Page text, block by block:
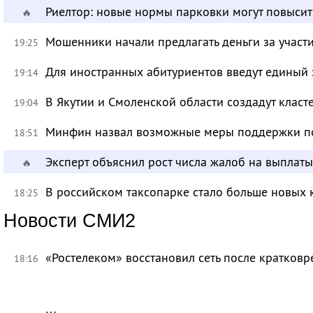
🔥 Риелтор: новые нормы парковки могут
19:25 Мошенники начали предлагать деньги за
19:14 Для иностранных абитуриентов введут
19:04 В Якутии и Смоленской области создадут
18:51 Минфин назвал возможные меры поддержки
🔥 Эксперт объяснил рост числа жалоб на
18:25 В российском таксопарке стало больше новых
Новости СМИ2
18:16 «Ростелеком» восстановил сеть после